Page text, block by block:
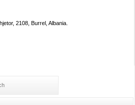
2108, Burrel, Albania.